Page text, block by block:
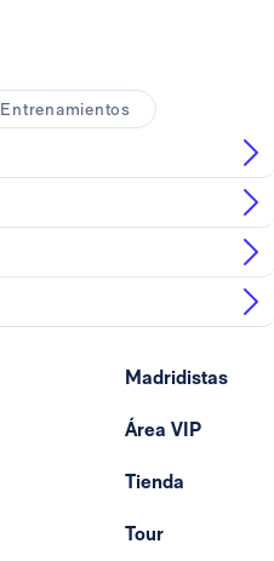
Entrenamientos
Madridistas
Área VIP
Tienda
Tour